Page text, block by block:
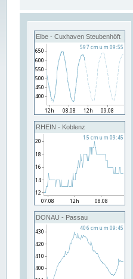
Elbe - Cuxhaven Steubenhöft
RHEIN - Koblenz
DONAU - Passau